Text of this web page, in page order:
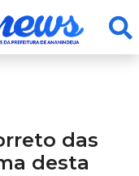
das
desta